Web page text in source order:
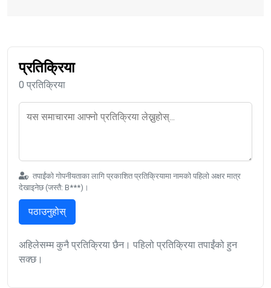
प्रतिक्रिया
0 प्रतिक्रिया
तपाईंको गोपनीयताका लागि प्रकाशित प्रतिक्रियामा नामको पहिलो अक्षर मात्र
देखाइनेछ (जस्तै: B***)।
पठाउनुहोस्
अहिलेसम्म कुनै प्रतिक्रिया छैन। पहिलो प्रतिक्रिया तपाईंको हुन
सक्छ।